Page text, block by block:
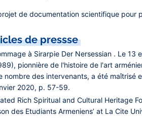
de documentation scientifique pour
de pressse
à Sirarpie Der Nersessian . Le
pionnière de l'histoire de l'art
nombre des intervenants, a été maîtrisé
2020, p. 57-59.
Rich Spiritual and Cultural Heritage
des Etudiants Armeniens’ at La Cite